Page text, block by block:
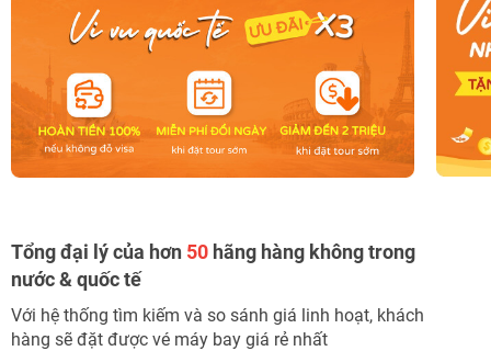
Tổng đại lý của hơn 50 hãng hàng không trong
nước & quốc tế
Với hệ thống tìm kiếm và so sánh giá linh hoạt, khách
hàng sẽ đặt được vé máy bay giá rẻ nhất